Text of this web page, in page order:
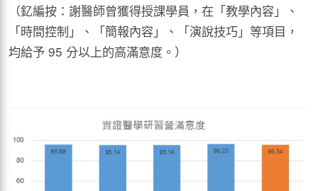
（釔編按：謝醫師曾獲得授課學員，在「教學內容」、
「時間控制」、「簡報內容」、「演說技巧」等項目，
均給予 95 分以上的高滿意度。）